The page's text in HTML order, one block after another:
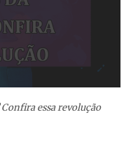
essa revolução